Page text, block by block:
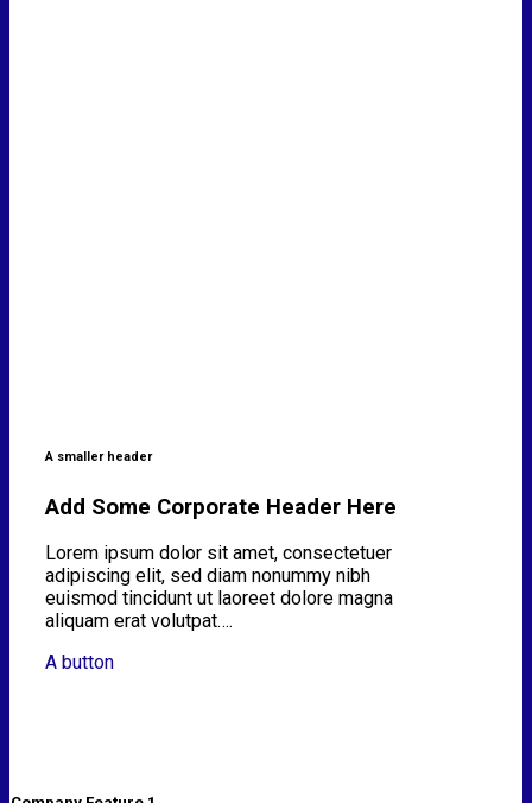
A smaller header
Add Some Corporate Header Here
Lorem ipsum dolor sit amet, consectetuer
adipiscing elit, sed diam nonummy nibh
euismod tincidunt ut laoreet dolore magna
aliquam erat volutpat….
A button